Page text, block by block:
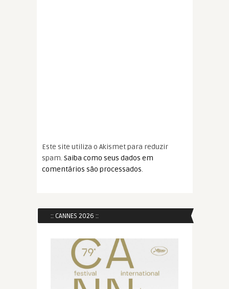
Este site utiliza o Akismet para reduzir
spam. Saiba como seus dados em
comentários são processados.
:: CANNES 2026 ::